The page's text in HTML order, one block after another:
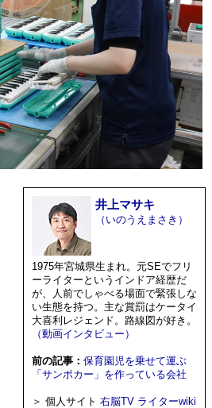
井上マサキ
（いのうえまさき）
1975年宮城県生まれ。元SEでフリ
ーライターというインドア経歴だ
が、人前でしゃべる場面で緊張しな
い生態を持つ。主な賞罰はケータイ
大喜利レジェンド。路線図が好き。
（動画インタビュー）
前の記事： 保育園児を乗せて運ぶ
「サンポカー」を作っている会社
＞ 個人サイト 右脳TV ライターwiki